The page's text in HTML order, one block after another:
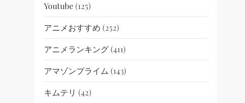
Youtube(125)
アニメおすすめ (252)
アニメランキング(411)
アマゾンプライム (143)
キムテリ (42)